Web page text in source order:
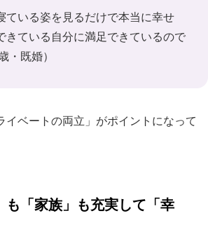
ている姿を見るだけで本当に幸せ
きている自分に満足できているので
・既婚）
イベートの両立」がポイントになって
も「家族」も充実して「幸